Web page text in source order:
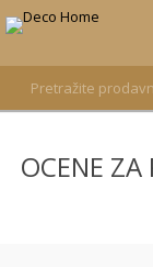
REGISTRUJTE SE
OCENE ZA